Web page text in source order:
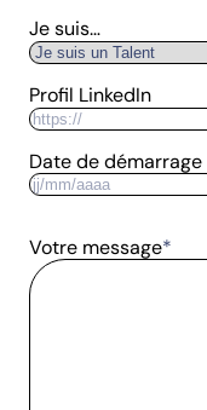
Je suis…
Profil LinkedIn
Date de
JJ
MM
slash
AAAA
Votre message*